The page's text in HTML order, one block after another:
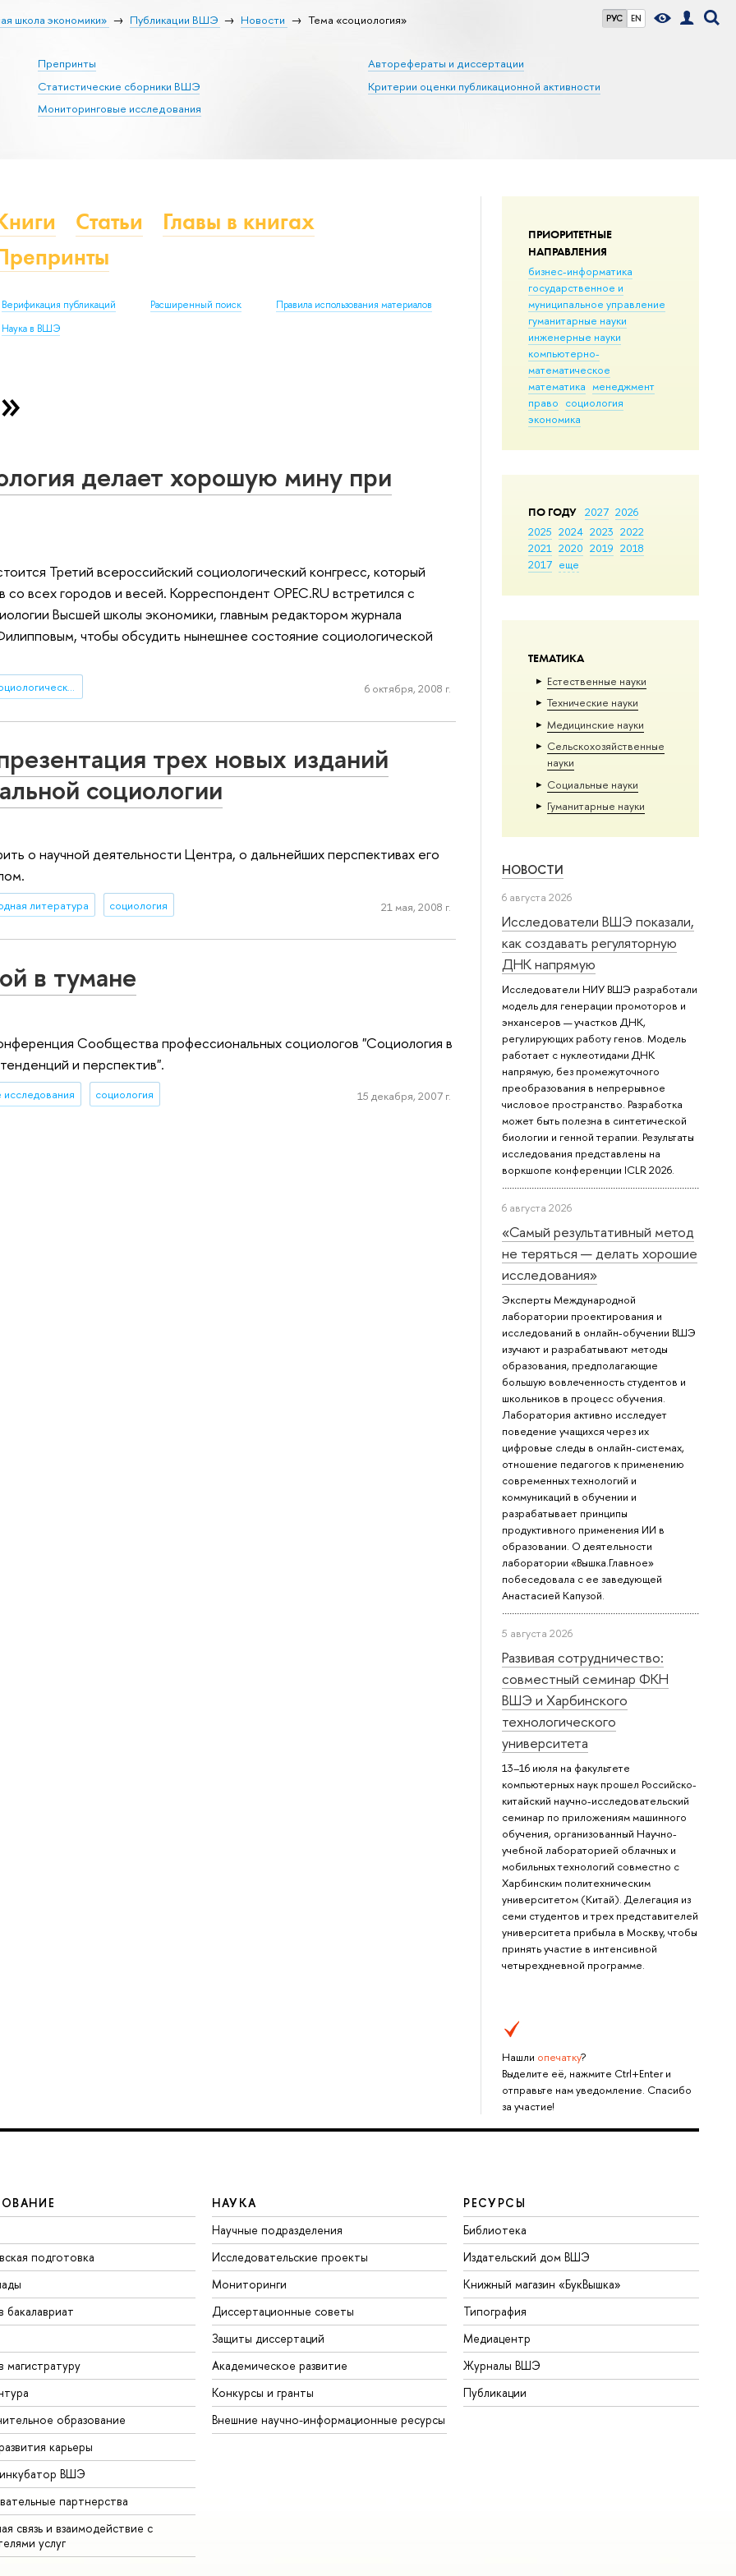
РУС EN
школа экономики» Публикации ВШЭ Новости Тема «социология»
Препринты
Статистические сборники ВШЭ
Мониторинговые исследования
Авторефераты и диссертации
Критерии оценки публикационной активности
ПРИОРИТЕТНЫЕ
НАПРАВЛЕНИЯ
бизнес-информатика
государственное и
муниципальное управление
гуманитарные науки
инженерные науки
компьютерно-
математическое
математика менеджмент
право социология
экономика
ПО ГОДУ 2027 2026
2025 2024 2023 2022
2021 2020 2019 2018
2017 еще
ТЕМАТИКА
Естественные науки
Тех­ничес­кие науки
Медицинские науки
Сельскохозяйственные
науки
Социальные науки
Гуманитарные науки
НОВОСТИ
6 августа 2026
Исследователи ВШЭ показали,
как создавать регуляторную
ДНК напрямую
Исследователи НИУ ВШЭ разработали
модель для генерации промоторов и
энхансеров — участков ДНК,
регулирующих работу генов. Модель
работает с нуклеотидами ДНК
напрямую, без промежуточного
преобразования в непрерывное
числовое пространство. Разработка
может быть полезна в синтетической
биологии и генной терапии. Результаты
исследования представлены на
воркшопе конференции ICLR 2026.
6 августа 2026
«Самый результативный метод
не теряться — делать хорошие
исследования»
Эксперты Международной
лаборатории проектирования и
исследований в онлайн-обучении ВШЭ
изучают и разрабатывают методы
образования, предполагающие
большую вовлеченность студентов и
школьников в процесс обучения.
Лаборатория активно исследует
поведение учащихся через их
цифровые следы в онлайн-системах,
отношение педагогов к применению
современных технологий и
коммуникаций в обучении и
разрабатывает принципы
продуктивного применения ИИ в
образовании. О деятельности
лаборатории «Вышка.Главное»
побеседовала с ее заведующей
Анастасией Капузой.
5 августа 2026
Развивая сотрудничество:
совместный семинар ФКН
ВШЭ и Харбинского
технологического
университета
13–16 июля на факультете
компьютерных наук прошел Российско-
китайский научно-исследовательский
семинар по приложениям машинного
обучения, организованный Научно-
учебной лабораторией облачных и
мобильных технологий совместно с
Харбинским политехническим
университетом (Китай). Делегация из
семи студентов и трех представителей
университета прибыла в Москву, чтобы
принять участие в интенсивной
четырехдневной программе.
Нашли опечатку?
Выделите её, нажмите Ctrl+Enter и
отправьте нам уведомление. Спасибо
за участие!
Статьи
Главы в книгах
Верификация публикаций Расширенный поиск
Правила использования материалов
Наука в ВШЭ
делает хорошую мину при
Третий всероссийский социологический конгресс, который
всех городов и весей. Корреспондент OPEC.RU встретился с
Высшей школы экономики, главным редактором журнала
чтобы обсудить нынешнее состояние социологической
Третий Всероссийский социологический конгресс 6 октября, 2008 г.
трех новых изданий
социологии
о научной деятельности Центра, о дальнейших перспективах его
литература социология 21 мая, 2008 г.
в тумане
Сообщества профессиональных социологов "Социология в
и перспектив".
исследования социология 15 декабря, 2007 г.
подготовка
бакалавриат
магистратуру
образование
карьеры
ВШЭ
партнерства
связь и взаимодействие с
услуг
НАУКА
Научные подразделения
Исследовательские проекты
Мониторинги
Диссертационные советы
Защиты диссертаций
Академическое развитие
Конкурсы и гранты
Внешние научно-информационные ресурсы
РЕСУРСЫ
Библиотека
Издательский дом ВШЭ
Книжный магазин «БукВышка»
Типография
Медиацентр
Журналы ВШЭ
Публикации